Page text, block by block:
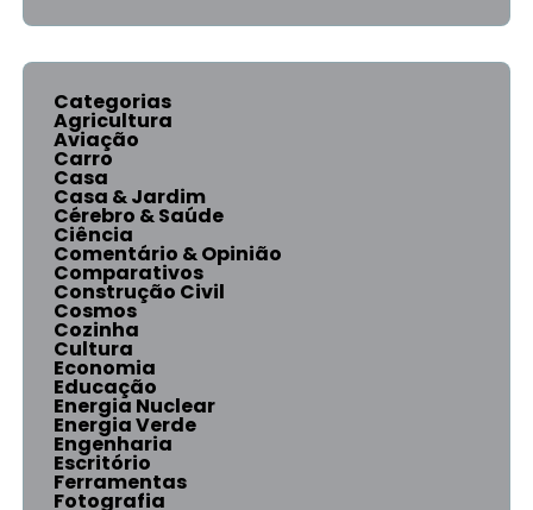
Categorias
Agricultura
Aviação
Carro
Casa
Casa & Jardim
Cérebro & Saúde
Ciência
Comentário & Opinião
Comparativos
Construção Civil
Cosmos
Cozinha
Cultura
Economia
Educação
Energia Nuclear
Energia Verde
Engenharia
Escritório
Ferramentas
Fotografia